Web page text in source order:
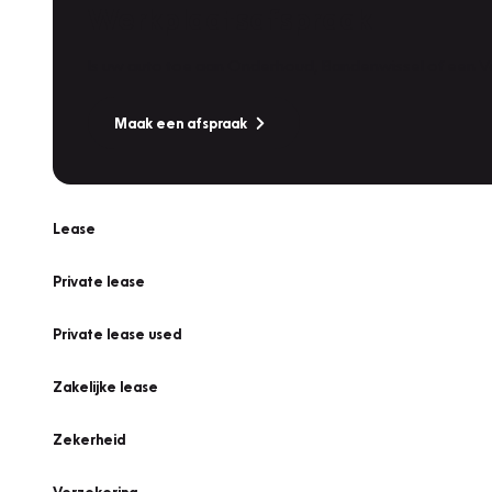
Maak een afspraak
Lease
Private lease
Private lease used
Zakelijke lease
Zekerheid